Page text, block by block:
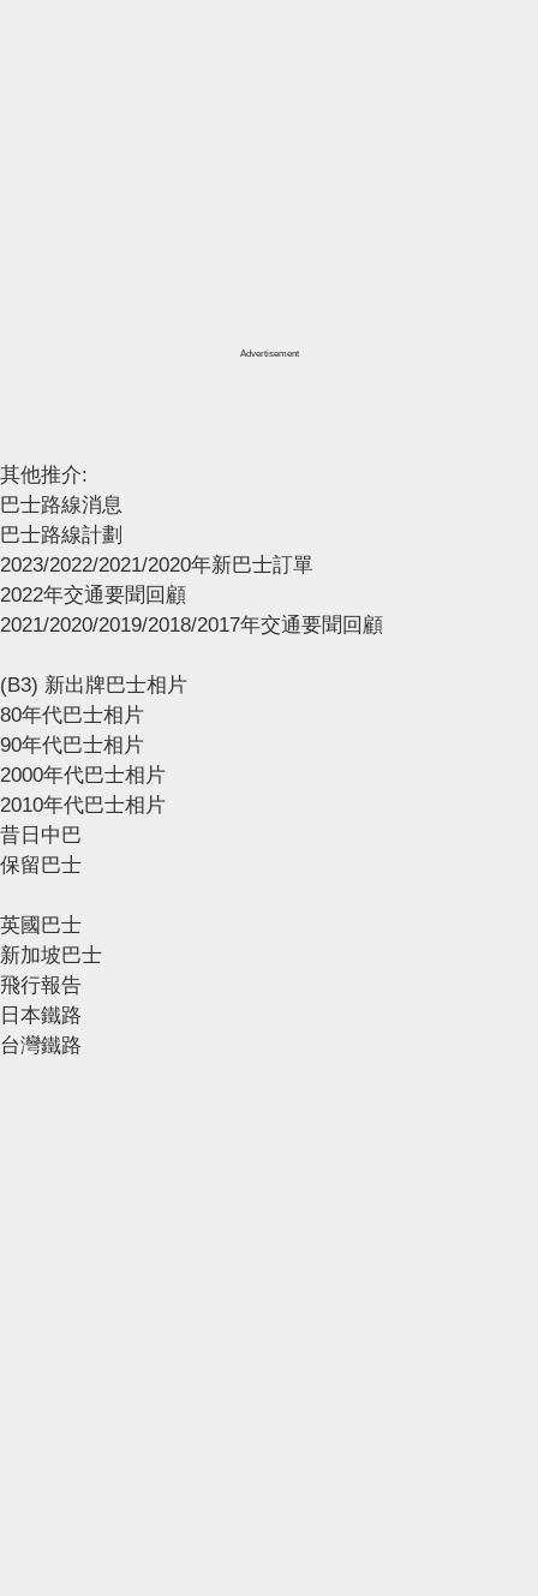
Advertisement
其他推介:
巴士路線消息
巴士路線計劃
2023/2022/2021/2020年新巴士訂單
2022年交通要聞回顧
2021/2020/2019/2018/2017年交通要聞回顧
(B3) 新出牌巴士相片
80年代巴士相片
90年代巴士相片
2000年代巴士相片
2010年代巴士相片
昔日中巴
保留巴士
英國巴士
新加坡巴士
飛行報告
日本鐵路
台灣鐵路